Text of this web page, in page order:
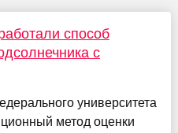
способ
с
университета
метод оценки